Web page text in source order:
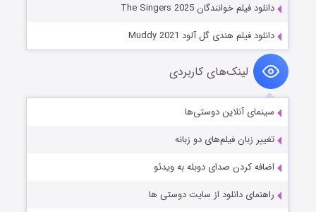
دانلود فیلم خوانندگان The Singers 2025
دانلود فیلم هندی گل آلود Muddy 2021
لینک‌های کاربردی
سینمای آنلاین دوستی‌ها
تغییر زبان فیلم‌های دو زبانه
اضافه کردن صدای دوبله به ویدئو
راهنمای دانلود از سایت دوستی ها